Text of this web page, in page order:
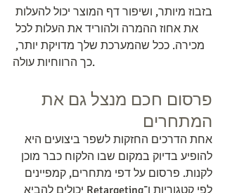
בזבוז מיותר, ושיפור דף המוצר יכול להעלות
את אחוז ההמרה ולהוריד את העלות לכל
מכירה. ככל שהמערכת שלך מדויקת יותר,
כך הרווחיות עולה.
פרסום חכם מנצל גם את
המתחרים
אחת הדרכים החזקות לשפר ביצועים היא
להופיע בדיוק במקום שבו הלקוח כבר מוכן
לקנות. פרסום על דפי מתחרים, קמפיינים